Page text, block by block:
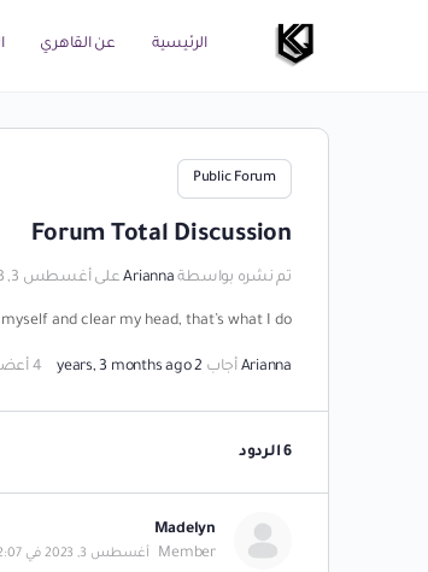
الرئيسية عن القاهري
Public Forum
Forum Total Discussion
تم نشره بواسطة Arianna على أغسطس 3, 2023 في 2:07 م
and clear my head, that’s what I do.
Arianna أجاب 2 years, 3 months ago 4 أعضاء
6 الردود
Madelyn
Member
أغسطس 3, 2023 في 2:07 م